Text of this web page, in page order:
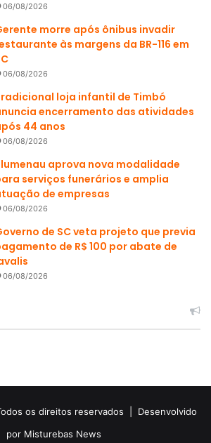
06/08/2026
morre após ônibus invadir
às margens da BR-116 em
06/08/2026
loja infantil de Timbó
encerramento das atividades
44 anos
06/08/2026
aprova nova modalidade
serviços funerários e amplia
de empresas
06/08/2026
de SC veta projeto que previa
de R$ 100 por abate de
06/08/2026
os direitos reservados | Desenvolvido
por Misturebas News